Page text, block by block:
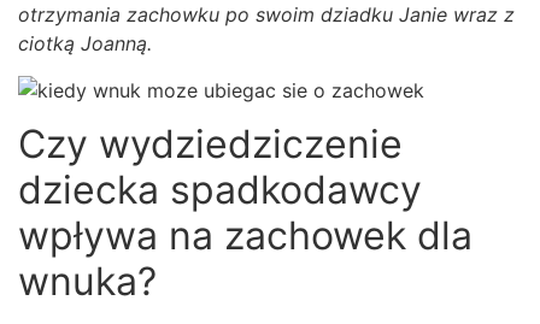
otrzymania zachowku po swoim dziadku Janie wraz z
ciotką Joanną.
Czy wydziedziczenie
dziecka spadkodawcy
wpływa na zachowek dla
wnuka?